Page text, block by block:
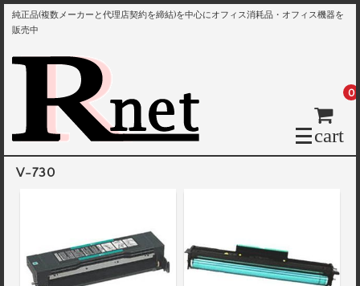
純正品(複数メーカーと代理店契約を締結)を中心にオフィス消耗品・オフィス機器を
販売中
cart
0
V-730